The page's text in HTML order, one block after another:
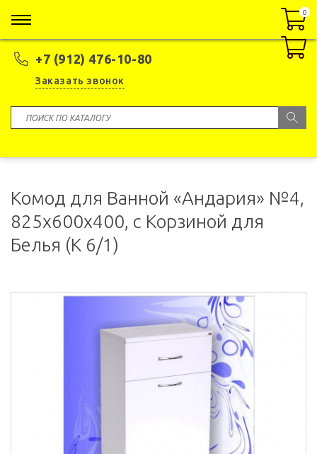
+7 (912) 476-10-80
Заказать звонок
0
0
Комод для Ванной «Андария» №4,
825x600x400, с Корзиной для
Белья (К 6/1)